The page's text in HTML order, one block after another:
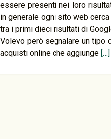
essere presenti nei loro
in generale ogni sito web
tra i primi dieci risultati di
Volevo però segnalare un tipo
acquisti online che aggiunge […]